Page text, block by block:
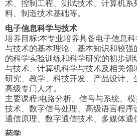
术、控制工程、测试技术、计算机系
料、制造技术基础等。
电子信息科学与技术
培养目标:本专业培养具备电子信息
与技术的基本理论、基本知识和较强
的科学实验训练和科学研究的初步训
与技术、计算机科学与技术及相关领
研究、教学、科技开发、产品设计、
高级专门人才。
主要课程:电路分析、信号与系统、
技术、数字信号处理、高级语言程序
通信原理、数字通信技术、多媒体通
药学